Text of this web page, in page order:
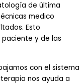
de última
medico
Esto
y de las
con el sistema
nos ayuda a